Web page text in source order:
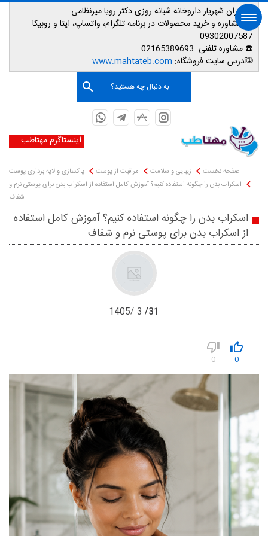
📌تهران-شهریار-داروخانه شبانه روزی دکتر رویا میرنظامی
📱مشاوره و خرید محصولات در برنامه تلگرام، واتساپ، ایتا و روبیکا:
09302007587
☎️ مشاوره تلفنی:
🌐آدرس سایت فروشگاه: www.mahtateb.com
به دنبال چه هستید؟ ...
اینستاگرم مهتاطب
صفحه نخست زیبایی و سلامت مراقبت از پوست
پاکسازی و لایه برداری پوست
اسکراب بدن را چگونه استفاده کنیم؟ آموزش کامل استفاده از اسکراب بدن برای پوستی نرم و
شفاف
اسکراب بدن را چگونه استفاده کنیم؟ آموزش کامل استفاده
از اسکراب بدن برای پوستی نرم و شفاف
31
3
1405
0
0